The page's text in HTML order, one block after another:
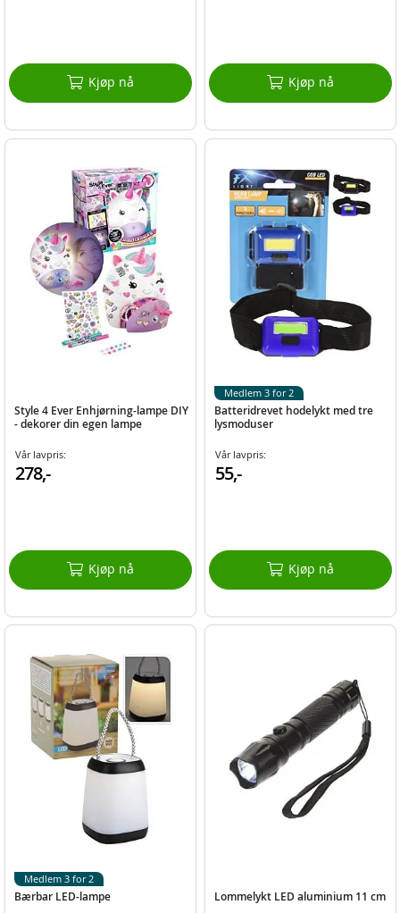
Kjøp nå Kjøp nå
Style 4 Ever Enhjørning-lampe DIY
- dekorer din egen lampe
Vår lavpris:
278,-
Kjøp nå
Batteridrevet hodelykt med tre
lysmoduser
Vår lavpris:
55,-
Kjøp nå
Medlem 3 for 2
Bærbar LED-lampe
Medlem 3 for 2
Lommelykt LED aluminium 11 cm